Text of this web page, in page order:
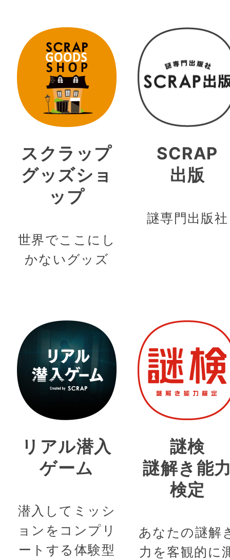
スクラップ
グッズショ
ップ
世界でここにし
かないグッズ
SCRAP
出版
謎専門出版社
リアル潜入
ゲーム
潜入してミッシ
ョンをコンプリ
ートする体験型
謎検
謎解き能
検定
あなたの謎解
力を客観的に